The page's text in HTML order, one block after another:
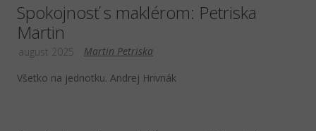
Spokojnosť s maklérom: Petriska
Martin
Martin Petriska
august 2025
Všetko na jednotku. Andrej Hrivnák